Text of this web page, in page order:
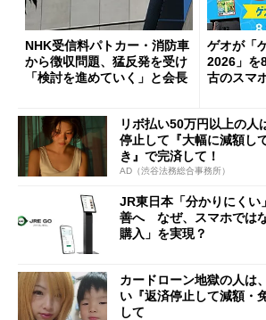
NHK受信料パトカー・消防車
から徴収問題、猛反発を受け
「検討を進めていく」と会長
ゲオが「
2026」を
古のスマ
リボ払い50万円以上の人
停止して『大幅に減額し
き』で完済して！
AD（渋谷法務総合事務所）
JR東日本「分かりにくい
善へ なぜ、スマホでは
購入」を実現？
カードローン地獄の人は
い『返済停止して減額・
して